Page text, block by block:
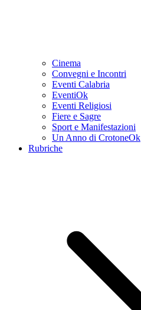
Cinema
Convegni e Incontri
Eventi Calabria
EventiOk
Eventi Religiosi
Fiere e Sagre
Sport e Manifestazioni
Un Anno di CrotoneOk
Rubriche